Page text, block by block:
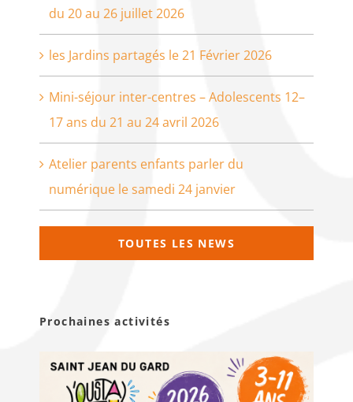
du 20 au 26 juillet 2026
les Jardins partagés le 21 Février 2026
Mini-séjour inter-centres – Adolescents 12–
17 ans du 21 au 24 avril 2026
Atelier parents enfants parler du
numérique le samedi 24 janvier
TOUTES LES NEWS
Prochaines activités